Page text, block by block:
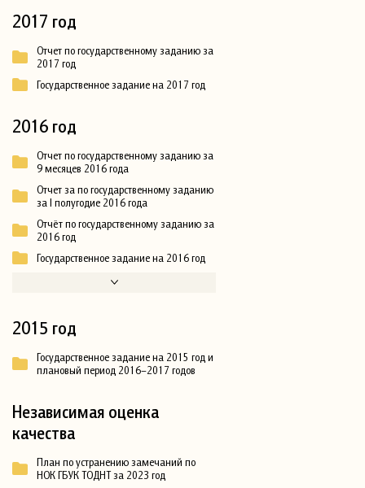
2017 год
Отчет по государственному заданию за
2017 год
Государственное задание на 2017 год
2016 год
Отчет по государственному заданию за
9 месяцев 2016 года
Отчет за по государственному заданию
за I полугодие 2016 года
Отчёт по государственному заданию за
2016 год
Государственное задание на 2016 год
2015 год
Государственное задание на 2015 год и
плановый период 2016–2017 годов
Независимая оценка
качества
План по устранению замечаний по
НОК ГБУК ТОДНТ за 2023 год